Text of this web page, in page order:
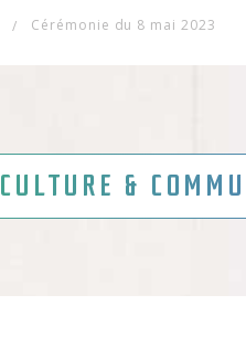
Cérémonie du 8 mai 2023
CULTURE &